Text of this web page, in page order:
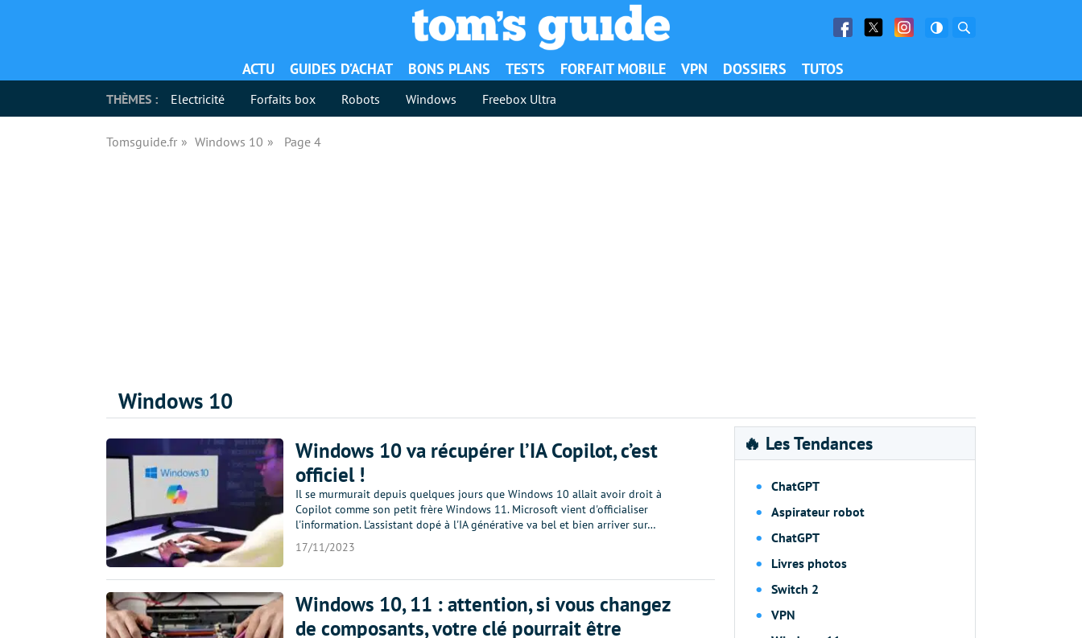
Facebook
Twitter Facebook
ACTU GUIDES D’ACHAT BONS PLANS TESTS FORFAIT MOBILE VPN DOSSIERS TUTOS
THÈMES : Electricité Forfaits box Robots Windows Freebox Ultra
Tomsguide.fr Windows 10 Page 4
Windows 10
Windows 10 va récupérer l’IA Copilot, c’est
officiel !
Il se murmurait depuis quelques jours que Windows 10 allait avoir droit à
Copilot comme son petit frère Windows 11. Microsoft vient d'officialiser
l'information. L'assistant dopé à l'IA générative va bel et bien arriver sur…
17/11/2023
Windows 10, 11 : attention, si vous changez
de composants, votre clé pourrait être
🔥 Les Tendances
ChatGPT
Aspirateur robot
ChatGPT
Livres photos
Switch 2
VPN